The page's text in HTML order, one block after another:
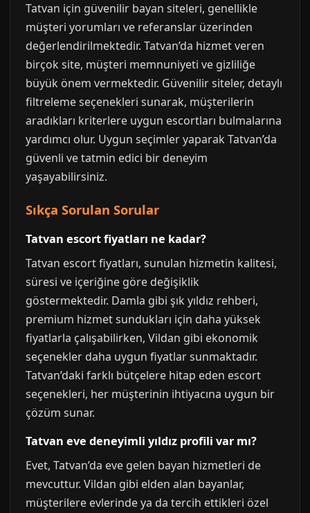
Tatvan için güvenilir bayan siteleri, genellikle
müşteri yorumları ve referanslar üzerinden
değerlendirilmektedir. Tatvan’da hizmet veren
birçok site, müşteri memnuniyeti ve gizliliğe
büyük önem vermektedir. Güvenilir siteler, detaylı
filtreleme seçenekleri sunarak, müşterilerin
aradıkları kriterlere uygun escortları bulmalarına
yardımcı olur. Uygun seçimler yaparak Tatvan’da
güvenli ve tatmin edici bir deneyim
yaşayabilirsiniz.
Sıkça Sorulan Sorular
Tatvan escort fiyatları ne kadar?
Tatvan escort fiyatları, sunulan hizmetin kalitesi,
süresi ve içeriğine göre değişiklik
göstermektedir. Damla gibi şık yıldız rehberi,
premium hizmet sundukları için daha yüksek
fiyatlarla çalışabilirken, Vildan gibi ekonomik
seçenekler daha uygun fiyatlar sunmaktadır.
Tatvan’daki farklı bütçelere hitap eden escort
seçenekleri, her müşterinin ihtiyacına uygun bir
çözüm sunar.
Tatvan eve deneyimli yıldız profili var mı?
Evet, Tatvan’da eve gelen bayan hizmetleri de
mevcuttur. Vildan gibi elden alan bayanlar,
müşterilere evlerinde ya da tercih ettikleri özel